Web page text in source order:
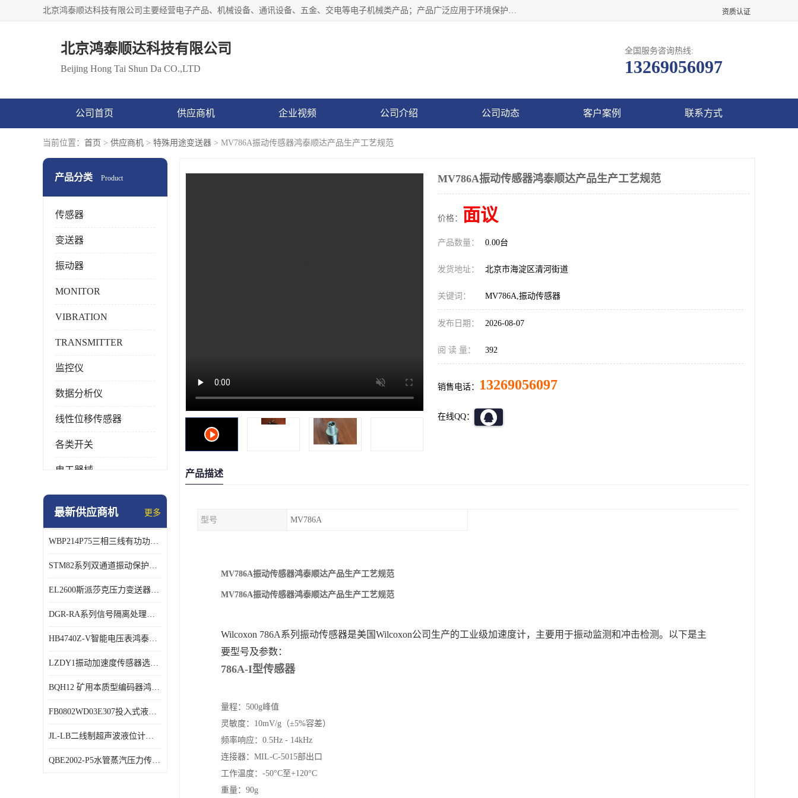
北京鸿泰顺达科技有限公司主要经营电子产品、机械设备、通讯设备、五金、交电等电子机械类产品；产品广泛应用于环境保护、石油化工、电力电子、冶金建筑、煤炭、农业、卫生防疫、教育科研等行业。并成功的与各地环境监测站、污水处理厂、卷烟厂、电厂、高校、科学院所、卫生防疫部门、煤矿、石化厂等用户建立了密切的合作关系。 资质认证
北京鸿泰顺达科技有限公司
Beijing Hong Tai Shun Da CO.,LTD
全国服务咨询热线:
13269056097
公司首页 供应商机 企业视频 公司介绍 公司动态 客户案例 联系方式
当前位置： 首页 > 供应商机 > 特殊用途变送器 > MV786A振动传感器鸿泰顺达产品生产工艺规范
产品分类 Product
传感器
变送器
振动器
MONITOR
VIBRATION
TRANSMITTER
监控仪
数据分析仪
线性位移传感器
各类开关
电工器械
模块化产品
特殊用处传感器
特殊用途变送器
最新供应商机 更多
WBP214P75三相三线有功功率传感器鸿泰顺达产品稳定性好
STM82系列双通道振动保护表鸿泰产品技术规格
EL2600斯派莎克压力变送器技术规格
DGR-RA系列信号隔离处理器鸿泰产品技术规格
HB4740Z-V智能电压表鸿泰产品外形美观大方
LZDY1振动加速度传感器选型资料
BQH12 矿用本质型编码器鸿泰产品实物展示
FB0802WD03E307投入式液位计鸿泰产品选型参数
JL-LB二线制超声波液位计鸿泰产品外形美观大方
QBE2002-P5水管蒸汽压力传感器西门子产品技术规格
MV786A振动传感器鸿泰顺达产品生产工艺规范
价格： 面议
产品数量： 0.00台
发货地址： 北京市海淀区清河街道
关键词： MV786A,振动传感器
发布日期： 2026-08-07
阅 读 量： 392
销售电话： 13269056097
在线QQ：
产品描述
型号 MV786A
MV786A振动传感器鸿泰顺达产品生产工艺规范
MV786A振动传感器鸿泰顺达产品生产工艺规范